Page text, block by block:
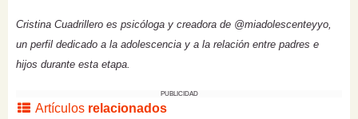
Cristina Cuadrillero es psicóloga y creadora de @miadolescenteyyo,
un perfil dedicado a la adolescencia y a la relación entre padres e
hijos durante esta etapa.
PUBLICIDAD
Artículos relacionados